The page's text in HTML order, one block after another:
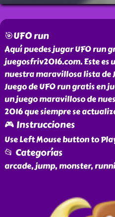
🎯UFO run
Aquí puedes jugar UFO run
juegosfriv2016.com. Este
nuestra maravillosa lista de
Juego de UFO run gratis en
un juego maravilloso de
2016 que siempre se
🎮 Instrucciones
Use Left Mouse button to
📂 Categorías
arcade, jump, monster,